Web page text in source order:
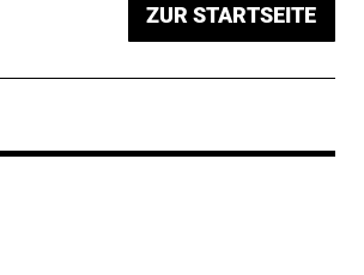
ZUR STARTSEITE